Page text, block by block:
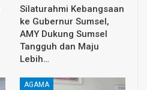
Silaturahmi Kebangsaan
ke Gubernur Sumsel,
AMY Dukung Sumsel
Tangguh dan Maju
Lebih…
AGAMA